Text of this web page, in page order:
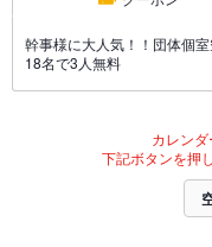
幹事様に大人気！！団体個
18名で3人無料
カレンダ
下記ボタンを押